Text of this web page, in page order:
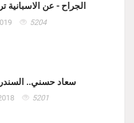
الجراح - عن الاسبانية
5204
سعاد حسني..
5201